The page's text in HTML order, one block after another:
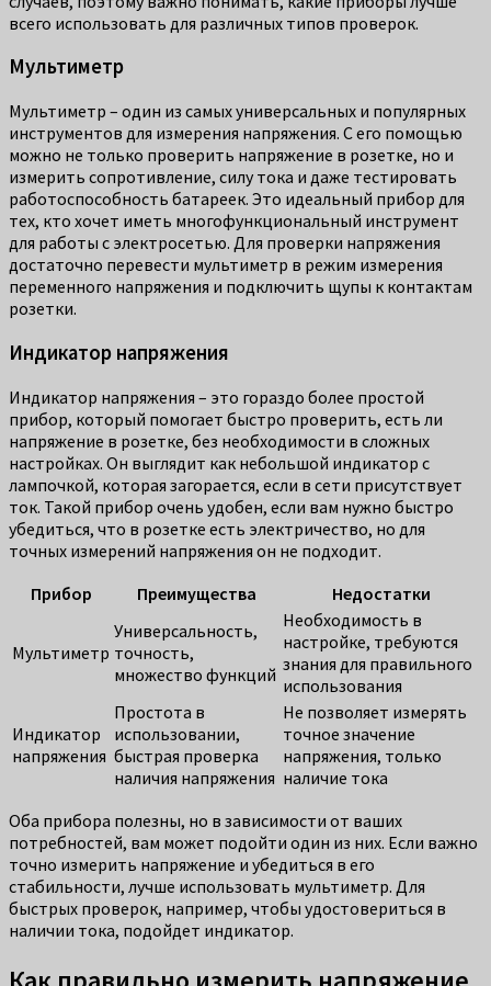
всего использовать для различных типов проверок.
Мультиметр
Мультиметр – один из самых универсальных и популярных
инструментов для измерения напряжения. С его помощью
можно не только проверить напряжение в розетке, но и
измерить сопротивление, силу тока и даже тестировать
работоспособность батареек. Это идеальный прибор для
тех, кто хочет иметь многофункциональный инструмент
для работы с электросетью. Для проверки напряжения
достаточно перевести мультиметр в режим измерения
переменного напряжения и подключить щупы к контактам
розетки.
Индикатор напряжения
Индикатор напряжения – это гораздо более простой
прибор, который помогает быстро проверить, есть ли
напряжение в розетке, без необходимости в сложных
настройках. Он выглядит как небольшой индикатор с
лампочкой, которая загорается, если в сети присутствует
ток. Такой прибор очень удобен, если вам нужно быстро
убедиться, что в розетке есть электричество, но для
точных измерений напряжения он не подходит.
Прибор
Преимущества Недостатки
Мультиметр
Универсальность,
точность,
множество функций
Необходимость в
настройке, требуются
знания для правильного
использования
Индикатор
напряжения
Простота в
использовании,
быстрая проверка
наличия напряжения
Не позволяет измерять
точное значение
напряжения, только
наличие тока
Оба прибора полезны, но в зависимости от ваших
потребностей, вам может подойти один из них. Если важно
точно измерить напряжение и убедиться в его
стабильности, лучше использовать мультиметр. Для
быстрых проверок, например, чтобы удостовериться в
наличии тока, подойдет индикатор.